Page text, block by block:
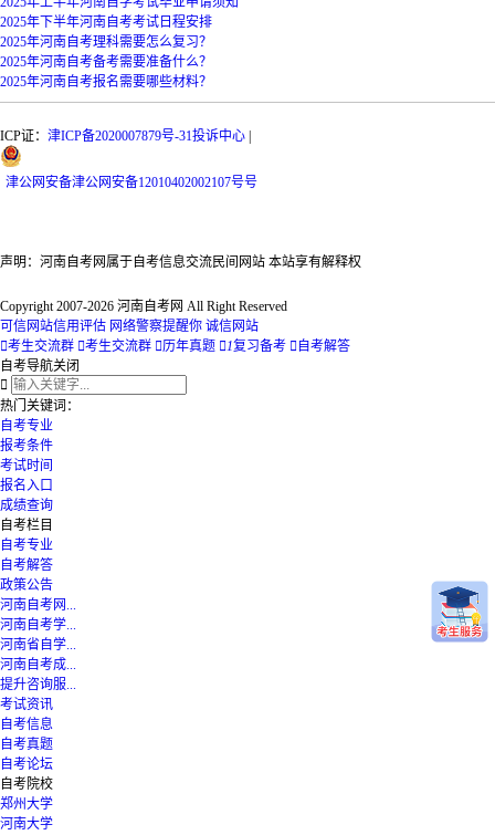
2025年下半年河南自考考试日程安排
2025年河南自考理科需要怎么复习？
2025年河南自考备考需要准备什么？
2025年河南自考报名需要哪些材料？
ICP证： 津ICP备2020007879号-31投诉中心
津公网安备津公网安备12010402002107号号
声明：河南自考网属于自考信息交流民间网站 本站享有解释权
Copyright 2007-2026 河南自考网 All Right Reserved
可信网站信用评估 网络警察提醒你 诚信网站
考生交流群 考生交流群 历年真题 1复习备考  自考解答
自考导航关闭

热门关键词：
自考专业
报考条件
考试时间
报名入口
成绩查询
自考栏目
自考专业
自考解答
政策公告
河南自考网...
河南自考学...
河南省自学...
河南自考成...
提升咨询服...
考试资讯
自考信息
自考真题
自考论坛
自考院校
郑州大学
河南大学